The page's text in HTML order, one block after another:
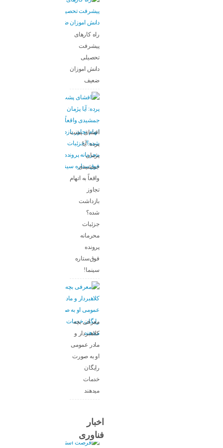
راه کارهای
پیشرفت
تحصیلی
دانش اموزان
ضعیف
افشای پشت
پرده: آیا
پژمان
جمشیدی
واقعاً به اتهام
تجاوز
بازداشت
شده؟
جزئیات
محرمانه
پرونده
فوق‌ستاره
سینما!
معرفی بچه
کلاهبردار و
مادر عمومی
او به صورت
رایگان
خدمات
میدهند
اخبار
فناوری